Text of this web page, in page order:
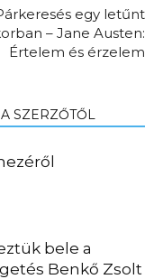
egy letűnt
– Jane Austen:
Értelem és érzelem
SZERZŐTŐL
bele a
Benkő Zsolt